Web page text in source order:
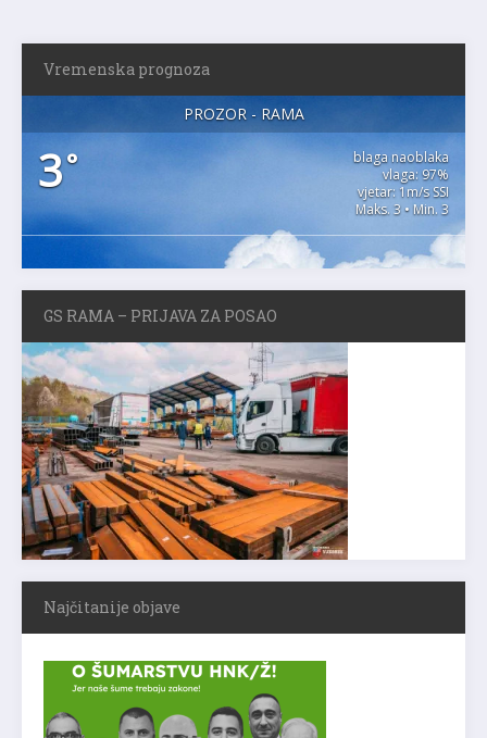
Vremenska prognoza
PROZOR - RAMA
3°
blaga naoblaka
vlaga: 97%
vjetar: 1m/s SSI
Maks. 3 • Min. 3
GS RAMA – PRIJAVA ZA POSAO
Najčitanije objave